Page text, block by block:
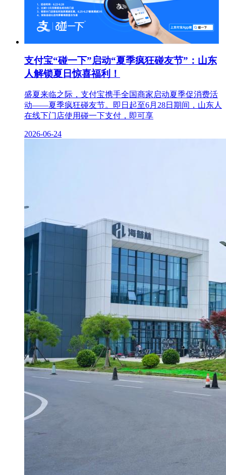
支付宝“碰一下”启动“夏季疯狂碰友节”：山东
人解锁夏日惊喜福利！
盛夏来临之际，支付宝携手全国商家启动夏季促消费活
动——夏季疯狂碰友节。即日起至6月28日期间，山东人
在线下门店使用碰一下支付，即可享
2026-06-24